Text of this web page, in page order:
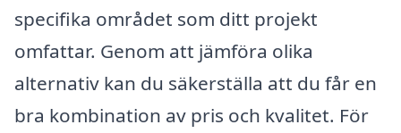
specifika området som ditt projekt
omfattar. Genom att jämföra olika
alternativ kan du säkerställa att du får en
bra kombination av pris och kvalitet. För